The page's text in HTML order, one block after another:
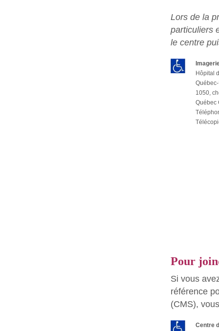
Lors de la
particuliers
le centre
Hôpital
1050,
Québec
Pour
Si vous
référence
(CMS),
Centre